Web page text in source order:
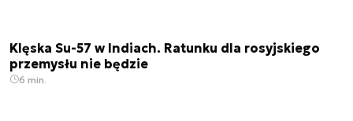
Klęska Su-57 w Indiach. Ratunku dla rosyjskiego
przemysłu nie będzie
6 min.